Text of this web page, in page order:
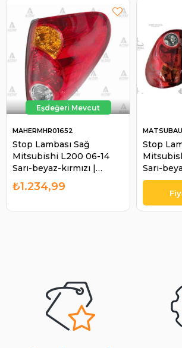
Stop Lambası Sağ
Mitsubishi L200 06-14
Sarı-beyaz-kırmızı |
MAHER MHR01652
MAHERMHR01652
₺1.234,99
Stop
Sarı-
|